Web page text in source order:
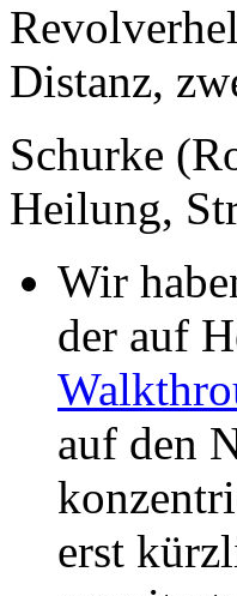
Distanz,
Schurke
Heilung,
Wir
der auf
auf den
erst